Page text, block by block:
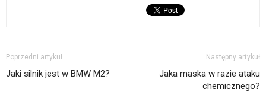
Poprzedni artykuł
Jaki silnik jest w BMW M2?
Następny artykuł
Jaka maska w razie ataku
chemicznego?